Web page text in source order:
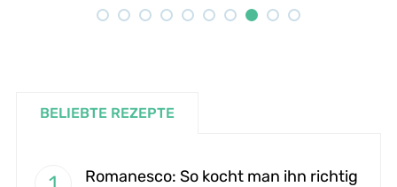
BELIEBTE REZEPTE
Romanesco: So kocht man ihn richtig